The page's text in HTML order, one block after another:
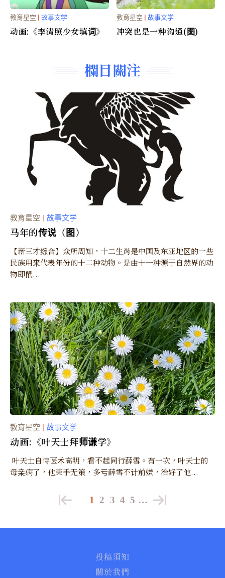
教育星空 | 故事文学
动画:《李清照少女填词》
教育星空 | 故事文学
冲突也是一种沟通(图)
欄目關注
教育星空 ｜ 故事文学
马年的传说（图）
【新三才综合】众所周知，十二生肖是中国及东亚地区的一些
民族用来代表年份的十二种动物。是由十一种源于自然界的动
物即鼠...
教育星空 ｜ 故事文学
动画:《叶天士拜师谦学》
叶天士自恃医术高明，看不起同行薛雪。有一次，叶天士的
母亲病了，他束手无策，多亏薛­雪不计前嫌，治好了他...
1 2 3 4 5 …
投稿須知
關於我們